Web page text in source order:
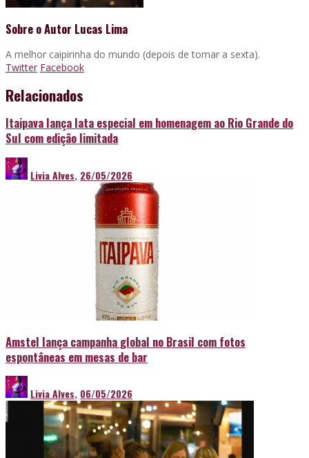
Sobre o Autor Lucas Lima
A melhor caipirinha do mundo (depois de tomar a sexta).
Twitter Facebook
Relacionados
Itaipava lança lata especial em homenagem ao Rio Grande do
Sul com edição limitada
Livia Alves, 26/05/2026
Amstel lança campanha global no Brasil com fotos
espontâneas em mesas de bar
Livia Alves, 06/05/2026